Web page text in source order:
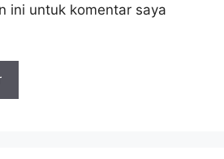
ini untuk komentar saya